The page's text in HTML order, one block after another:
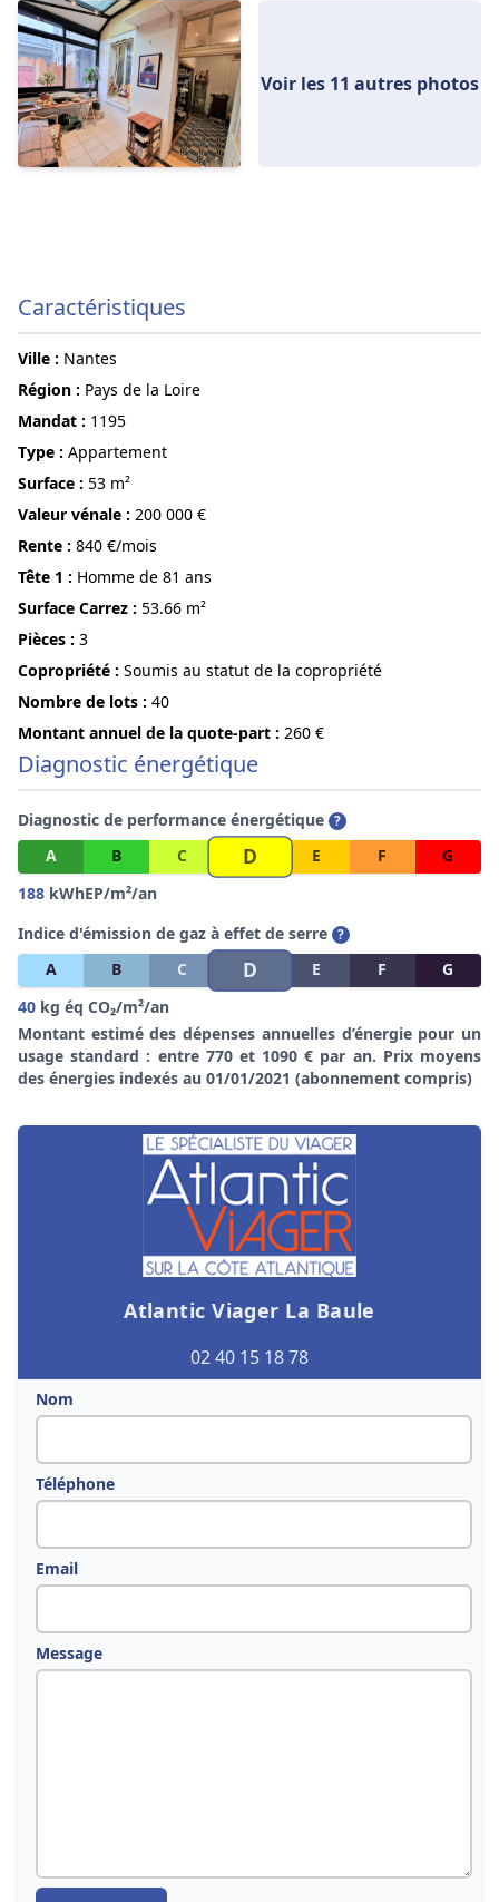
Voir les 11 autres photos
Caractéristiques
ville : Nantes
région : Pays de la Loire
Mandat : 1195
Type : Appartement
surface : 53 m²
Valeur vénale : 200 000 €
Rente : 840 €/mois
Tête 1 : Homme de 81 ans
Surface Carrez : 53.66 m²
pièces : 3
Copropriété : Soumis au statut de la copropriété
Nombre de lots : 40
Montant annuel de la quote-part : 260 €
Diagnostic énergétique
Diagnostic de performance énergétique ?
A B C D E F
G
188 kWhEP/m²/an
Indice d'émission de gaz à effet de serre ?
A B C D E F
G
40 kg éq CO₂/m²/an
Montant estimé des dépenses annuelles d’énergie pour un
usage standard : entre 770 et 1090 € par an. Prix moyens
des énergies indexés au 01/01/2021 (abonnement compris)
Atlantic Viager La Baule
02 40 15 18 78
Nom
Téléphone
Email
Message